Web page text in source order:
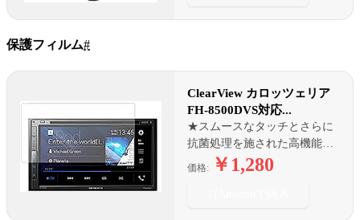
保護フィルム#
ClearView カロッツェリア
FH-8500DVS対応...
★スムースなタッチとさらに
抗菌処理を施された高機能反
射防止フィルム
価格: ￥1,280